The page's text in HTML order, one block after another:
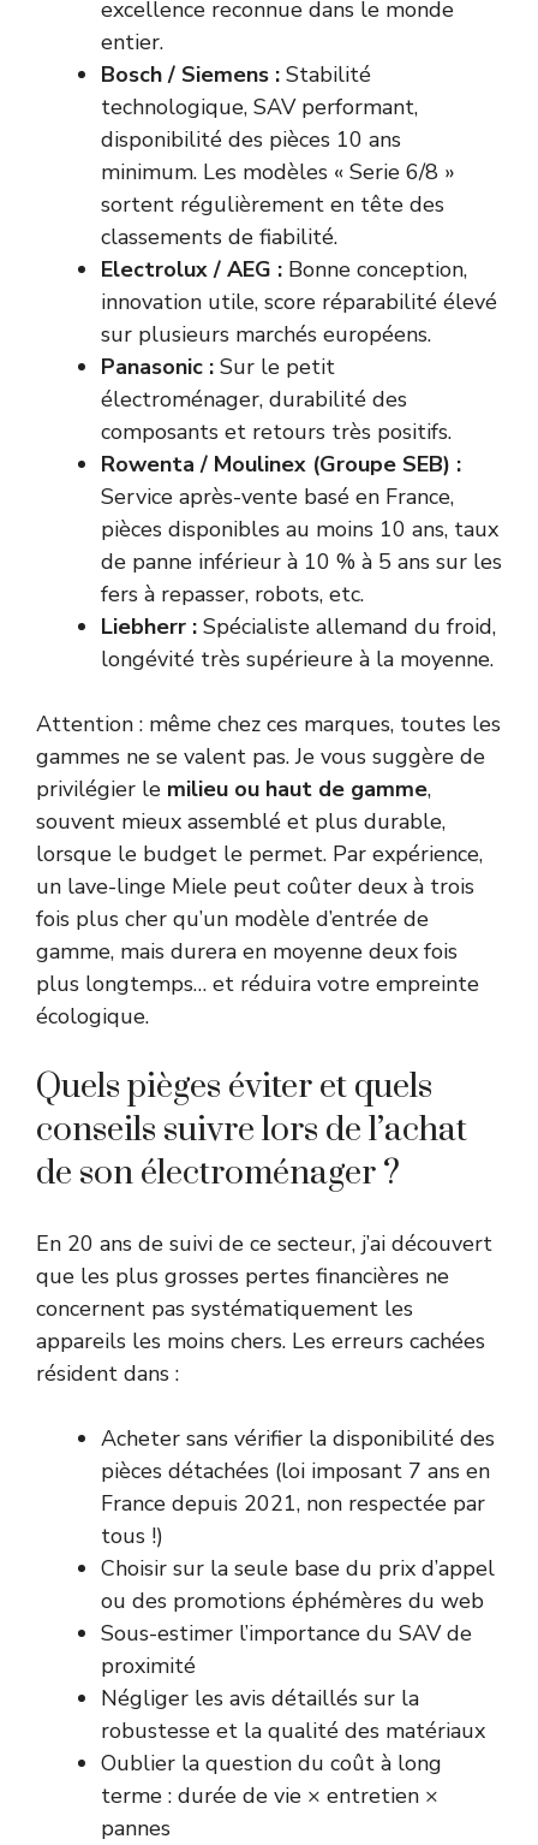
excellence reconnue dans le monde
entier.
Bosch / Siemens : Stabilité
technologique, SAV performant,
disponibilité des pièces 10 ans
minimum. Les modèles « Serie 6/8 »
sortent régulièrement en tête des
classements de fiabilité.
Electrolux / AEG : Bonne conception,
innovation utile, score réparabilité élevé
sur plusieurs marchés européens.
Panasonic : Sur le petit
électroménager, durabilité des
composants et retours très positifs.
Rowenta / Moulinex (Groupe SEB) :
Service après-vente basé en France,
pièces disponibles au moins 10 ans, taux
de panne inférieur à 10 % à 5 ans sur les
fers à repasser, robots, etc.
Liebherr : Spécialiste allemand du froid,
longévité très supérieure à la moyenne.
Attention : même chez ces marques, toutes les
gammes ne se valent pas. Je vous suggère de
privilégier le milieu ou haut de gamme,
souvent mieux assemblé et plus durable,
lorsque le budget le permet. Par expérience,
un lave-linge Miele peut coûter deux à trois
fois plus cher qu’un modèle d’entrée de
gamme, mais durera en moyenne deux fois
plus longtemps… et réduira votre empreinte
écologique.
Quels pièges éviter et quels
conseils suivre lors de l’achat
de son électroménager ?
En 20 ans de suivi de ce secteur, j’ai découvert
que les plus grosses pertes financières ne
concernent pas systématiquement les
appareils les moins chers. Les erreurs cachées
résident dans :
Acheter sans vérifier la disponibilité des
pièces détachées (loi imposant 7 ans en
France depuis 2021, non respectée par
tous !)
Choisir sur la seule base du prix d’appel
ou des promotions éphémères du web
Sous-estimer l’importance du SAV de
proximité
Négliger les avis détaillés sur la
robustesse et la qualité des matériaux
Oublier la question du coût à long
terme : durée de vie × entretien ×
pannes